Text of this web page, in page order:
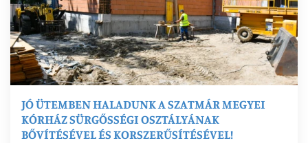
JÓ ÜTEMBEN HALADUNK A SZATMÁR MEGYEI
KÓRHÁZ SÜRGŐSSÉGI OSZTÁLYÁNAK
BŐVÍTÉSÉVEL ÉS KORSZERŰSÍTÉSÉVEL!